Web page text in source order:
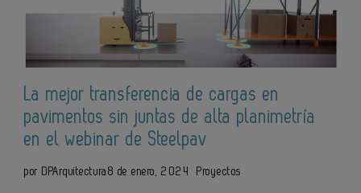
La mejor transferencia de cargas en
pavimentos sin juntas de alta planimetría
en el webinar de Steelpav
por DPArquitectura 8 de enero, 2024 Proyectos